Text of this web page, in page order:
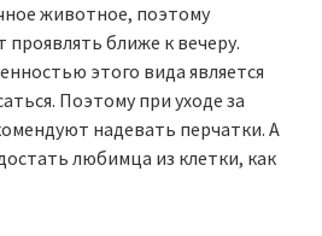
животное, поэтому
ближе к вечеру.
этого вида является
Поэтому при уходе за
надевать перчатки. А
любимца из клетки, как